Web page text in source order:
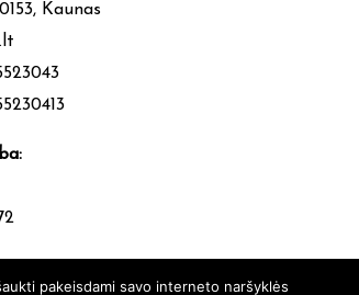
Kaunas
pakeisdami savo interneto naršyklės